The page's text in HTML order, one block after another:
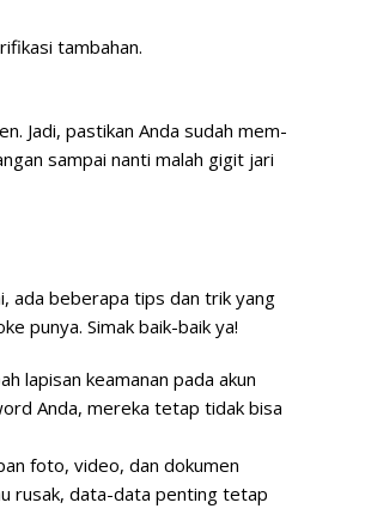
tambahan.
Jadi, pastikan Anda sudah mem-
sampai nanti malah gigit jari
ada beberapa tips dan trik yang
punya. Simak baik-baik ya!
lapisan keamanan pada akun
Anda, mereka tetap tidak bisa
foto, video, dan dokumen
rusak, data-data penting tetap